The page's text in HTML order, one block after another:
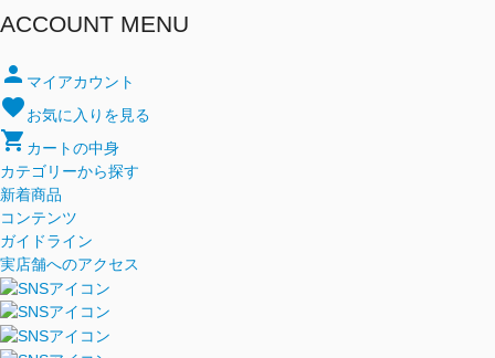
ACCOUNT MENU
person マイアカウント
favoriteお気に入りを見る
shopping_cart カートの中身
カテゴリーから探す
新着商品
コンテンツ
ガイドライン
実店舗へのアクセス